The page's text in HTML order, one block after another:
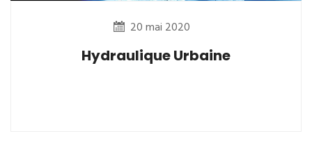
20 mai 2020
Hydraulique Urbaine